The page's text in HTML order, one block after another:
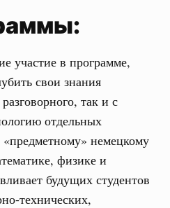
участие в программе,
свои знания
так и с
отдельных
немецкому
физике и
будущих студентов
технических,